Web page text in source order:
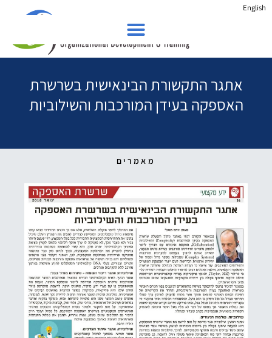
English
אתגר התקשורת הבינאישית בשרשרת
האספקה בעידן המורכבות והשילוביות
מאמרים